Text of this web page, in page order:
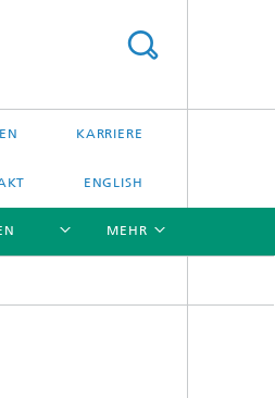
KARRIERE
ENGLISH
MEHR